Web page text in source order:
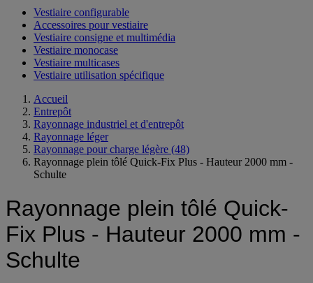
Vestiaire configurable
Accessoires pour vestiaire
Vestiaire consigne et multimédia
Vestiaire monocase
Vestiaire multicases
Vestiaire utilisation spécifique
Accueil
Entrepôt
Rayonnage industriel et d'entrepôt
Rayonnage léger
Rayonnage pour charge légère (48)
Rayonnage plein tôlé Quick-Fix Plus - Hauteur 2000 mm -
Schulte
Rayonnage plein tôlé Quick-
Fix Plus - Hauteur 2000 mm -
Schulte